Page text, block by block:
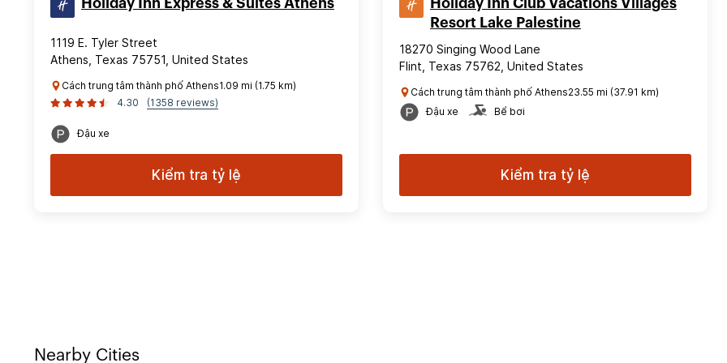
Holiday Inn Express & Suites Athens
1119 E. Tyler Street
Athens, Texas 75751, United States
Cách trung tâm thành phố Athens1.09 mi (1.75 km)
4.30
(1358 reviews)
Đậu xe
Kiểm tra tỷ lệ
Holiday Inn Club Vacations Villages
Resort Lake Palestine
18270 Singing Wood Lane
Flint, Texas 75762, United States
Cách trung tâm thành phố Athens23.55 mi (37.91 km)
Đậu xe
Bể bơi
Kiểm tra tỷ lệ
Nearby Cities